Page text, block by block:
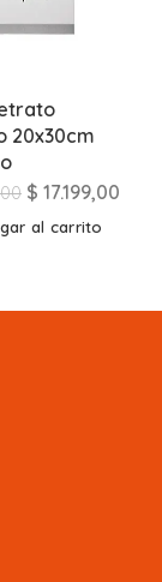
20x30cm
$ 17.199,00
al carrito